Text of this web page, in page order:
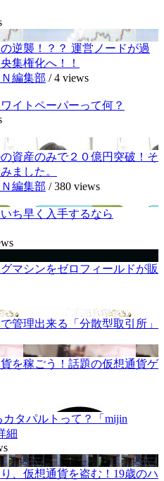
逆襲！？？ 運営ノードが過
集権化へ！！
編集部 /4 views
イトペーパーって何？
資産のみで２０億円突破！そ
ました。
編集部 /380 views
ち早く入手するなら
マシンをゼロフィールドが販
管理出来る「分散型取引所」
を稼ごう！話題の仮想通貨ゲ
タパルトって？「mijin
細
、仮想通貨を盗む！19歳のハ